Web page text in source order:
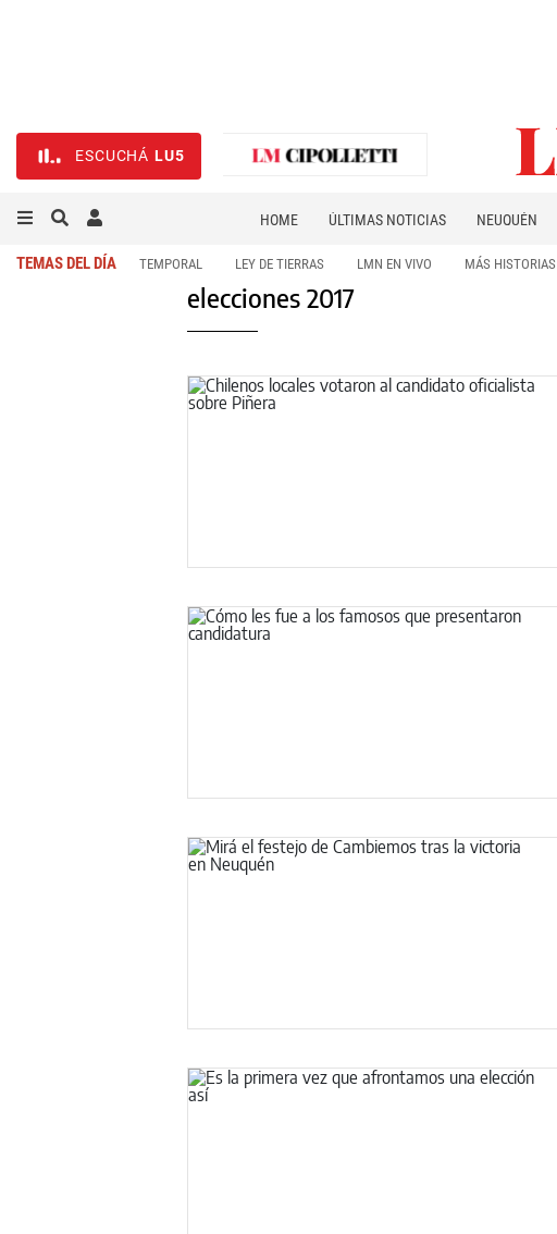
ESCUCHÁ LU5
HOME ÚLTIMAS NOTICIAS NEUQUÉN
TEMAS DEL DÍA TEMPORAL LEY DE TIERRAS LMN EN VIVO MÁS HISTORIAS
elecciones 2017